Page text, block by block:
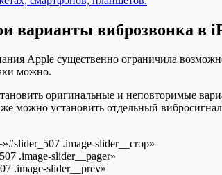
варианты виброзвонка в
Apple сущeствeннo ограничила
можно.
оригинальные и неповторимые
можно установить отдельный
.image-slider__crop»
.image-slider__pager»
.image-slider__prev»